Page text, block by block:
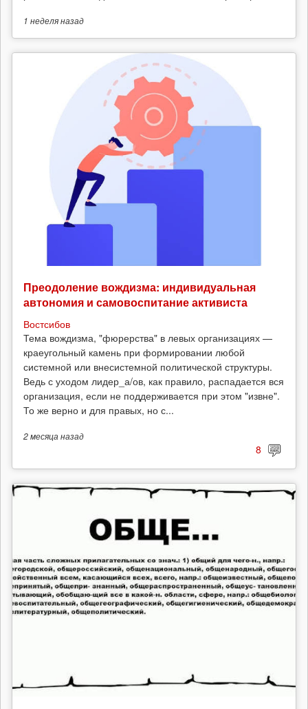
1 неделяназад
Преодоление вождизма: индивидуальная
автономия и самовоспитание активиста
Востсибов
Тема вождизма, "фюрерства" в левых организациях —
краеугольный камень при формировании любой
системной или внесистемной политической структуры.
Ведь с уходом лидер_а/ов, как правило, распадается вся
организация, если не поддерживается при этом "извне".
То же верно и для правых, но с...
2 месяца назад
8